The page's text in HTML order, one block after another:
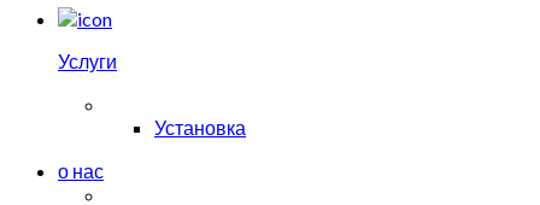
Услуги
Установка
о нас